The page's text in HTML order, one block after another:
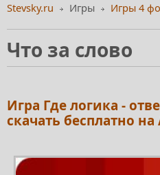
Stevsky.ru Игры Игры 4
Что за слово
Игра Где логика -
скачать бесплатно